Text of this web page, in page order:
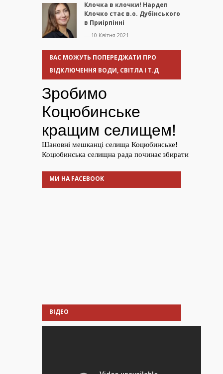
Клочка в клочки! Нардеп
Клочко стає в.о. Дубінського
в Приірпінні
— 10 Квітня 2021
ВАС МОЖУТЬ ПОПЕРЕДЖАТИ ПРО
ВІДКЛЮЧЕННЯ ВОДИ, СВІТЛА І Т.Д
МИ НА FACEBOOK
ВІДЕО